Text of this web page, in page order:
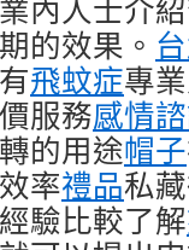
內人士介
的效果。
飛蚊症專
服務感情
的用途帽子
率禮品私
驗比較了解